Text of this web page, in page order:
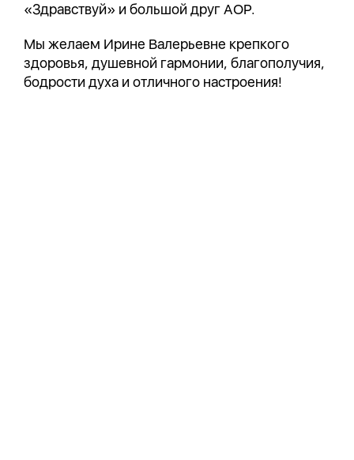
«Здравствуй» и большой друг АОР.
Мы желаем Ирине Валерьевне крепкого
здоровья, душевной гармонии, благополучия,
бодрости духа и отличного настроения!